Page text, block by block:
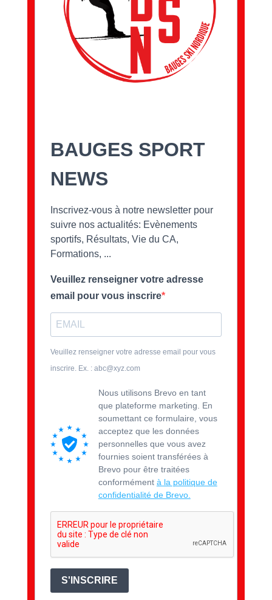
BAUGES SPORT
NEWS
Inscrivez-vous à notre newsletter pour
suivre nos actualités: Evènements
sportifs, Résultats, Vie du CA,
Formations, ...
Veuillez renseigner votre adresse
email pour vous inscrire
Veuillez renseigner votre adresse email pour vous
inscrire. Ex. : abc@xyz.com
Nous utilisons Brevo en tant
que plateforme marketing. En
soumettant ce formulaire, vous
acceptez que les données
personnelles que vous avez
fournies soient transférées à
Brevo pour être traitées
conformément à la politique de
confidentialité de Brevo.
S'INSCRIRE